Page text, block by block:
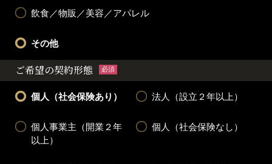
飲食／物販／美容／アパレル
その他
ご希望の契約形態 必須
個人（社会保険あり） 法人（設立２年以上）
個人事業主（開業２年
以上）
個人（社会保険なし）